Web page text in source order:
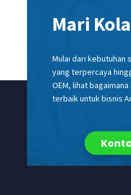
Mari
Mulai dari kebutuhan
yang terpercaya
OEM, lihat
terbaik untuk bisnis